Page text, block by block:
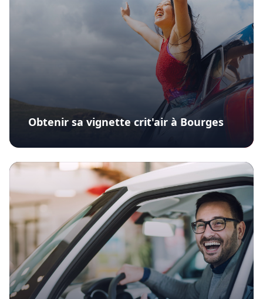
Obtenir sa vignette crit'air à Bourges